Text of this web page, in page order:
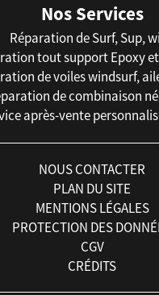
Nos Services
Réparation de Surf, Sup,
tout support Epoxy
de voiles windsurf,
de combinaison
après-vente
NOUS CONTACTER
PLAN DU SITE
MENTIONS LÉGALES
PROTECTION DES
CGV
CRÉDITS